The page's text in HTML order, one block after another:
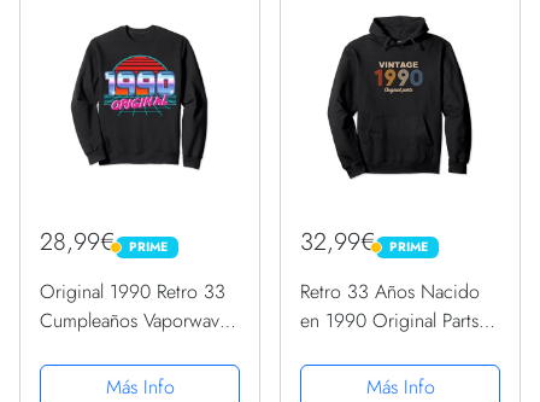
28,99€ PRIME
PRIME
Original 1990 Retro 33
Cumpleaños Vaporwave
SudaderaMás Info
32,99€ PRIME
PRIME
Retro 33 Años Nacido
en 1990 Original Parts
Sudadera con Capucha
Más Info